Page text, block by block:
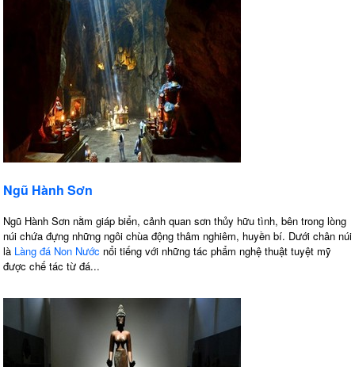
Ngũ Hành Sơn
Ngũ Hành Sơn nằm giáp biển, cảnh quan sơn thủy hữu tình, bên trong lòng
núi chứa đựng những ngôi chùa động thâm nghiêm, huyền bí. Dưới chân núi
là Làng đá Non Nước nổi tiếng với những tác phẩm nghệ thuật tuyệt mỹ
được chế tác từ đá...